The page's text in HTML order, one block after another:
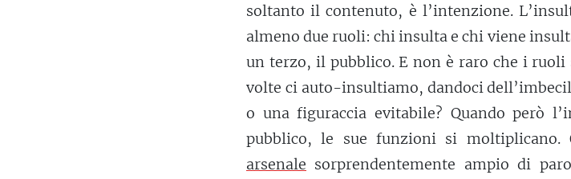
soltanto il contenuto, è l’intenzione.
almeno due ruoli: chi insulta e chi viene
un terzo, il pubblico. E non è raro che i ruoli
volte ci auto-insultiamo, dandoci
o una figuraccia evitabile? Quando però
pubblico, le sue funzioni si moltiplicano.
arsenale sorprendentemente ampio di